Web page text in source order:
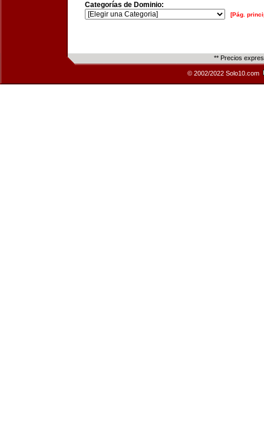
Categorías de Dominio:
[Pág.
** Precios
© 2002/2022 Solo10.com